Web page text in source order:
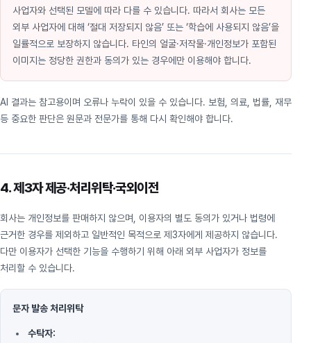
사업자와 선택된 모델에 따라 다를 수 있습니다. 따라서 회사는 모든
외부 사업자에 대해 ‘절대 저장되지 않음’ 또는 ‘학습에 사용되지 않음’을
일률적으로 보장하지 않습니다. 타인의 얼굴·저작물·개인정보가 포함된
이미지는 정당한 권한과 동의가 있는 경우에만 이용해야 합니다.
AI 결과는 참고용이며 오류나 누락이 있을 수 있습니다. 보험, 의료, 법률, 재무
등 중요한 판단은 원문과 전문가를 통해 다시 확인해야 합니다.
4. 제3자 제공·처리위탁·국외이전
회사는 개인정보를 판매하지 않으며, 이용자의 별도 동의가 있거나 법령에
근거한 경우를 제외하고 일반적인 목적으로 제3자에게 제공하지 않습니다.
다만 이용자가 선택한 기능을 수행하기 위해 아래 외부 사업자가 정보를
처리할 수 있습니다.
문자 발송 처리위탁
수탁자: